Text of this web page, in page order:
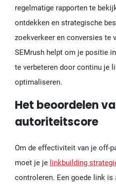
regelmatige rapporten te
ontdekken en strategische
zoekverkeer en conversies te
SEMrush helpt om je positie
te verbeteren door continu je
optimaliseren.
Het beoordelen
autoriteitscore
Om de effectiviteit van je off-
moet je je linkbuilding
controleren. Een goede link